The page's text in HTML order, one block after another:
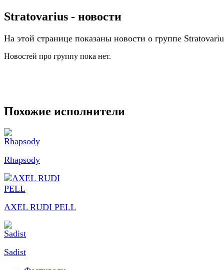
Stratovarius - новости
На этой странице показаны новости о группе
Новостей про группу пока нет.
Похожие исполнители
Rhapsody
AXEL RUDI PELL
Sadist